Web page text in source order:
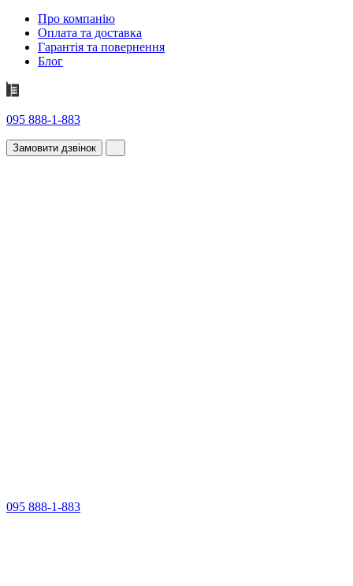
Про компанію
Оплата та доставка
Гарантія та повернення
Блог
095 888-1-883
Замовити дзвінок
095 888-1-883